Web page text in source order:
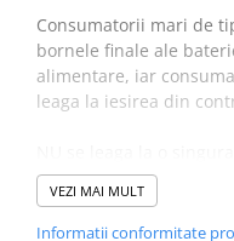
SLA AGM (Sealed Lead
Deep Cycle - Tractiune/
Tractiune
Marine & Caravan
Pachete acumulatori VRLA
Sisteme de management
Consumatorii mari de
bornele finale ale
alimentare, iar
leaga la iesirea din
ale bancului de baterii.
Usor de instalat,
VEZI MAI MULT
Informatii conformitate